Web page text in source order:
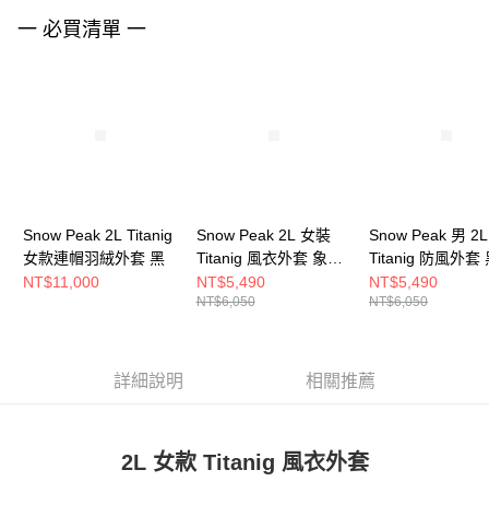
一 必買清單 一
Snow Peak 2L Titanig
女款連帽羽絨外套 黑
NT$11,000
Snow Peak 2L 女裝
Titanig 風衣外套 象牙
白
NT$5,490
NT$6,050
Snow Peak 男 2L
Titanig 防風外套
NT$5,490
NT$6,050
詳細說明 相關推薦
2L 女款 Titanig 風衣外套